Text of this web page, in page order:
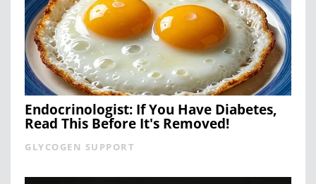
Endocrinologist: If You Have Diabetes,
Read This Before It's Removed!
GLYCOGEN SUPPORT